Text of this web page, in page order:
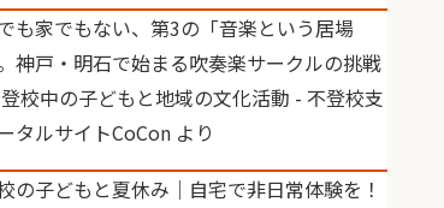
も家でもない、第3の「音楽という居場
神戸・明石で始まる吹奏楽サークルの挑戦
校中の子どもと地域の文化活動 - 不登校支
タルサイトCoCon より
の子どもと夏休み｜自宅で非日常体験を！